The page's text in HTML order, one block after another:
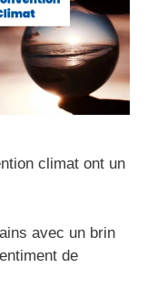
climat ont un
avec un brin
de